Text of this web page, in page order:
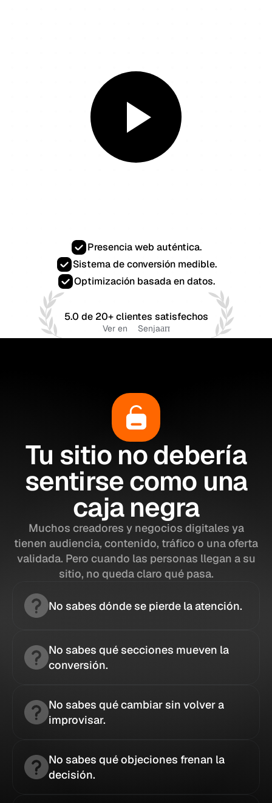
Presencia web auténtica.
Sistema de conversión medible.
Optimización basada en datos.
5.0 de 20+ clientes satisfechos
Ver en Senjaarrow_outward
Tu sitio no debería
sentirse como una
caja negra
Muchos creadores y negocios digitales ya
tienen audiencia, contenido, tráfico o una oferta
validada. Pero cuando las personas llegan a su
sitio, no queda claro qué pasa.
No sabes dónde se pierde la atención.
No sabes qué secciones mueven la
conversión.
No sabes qué cambiar sin volver a
improvisar.
No sabes qué objeciones frenan la
decisión.